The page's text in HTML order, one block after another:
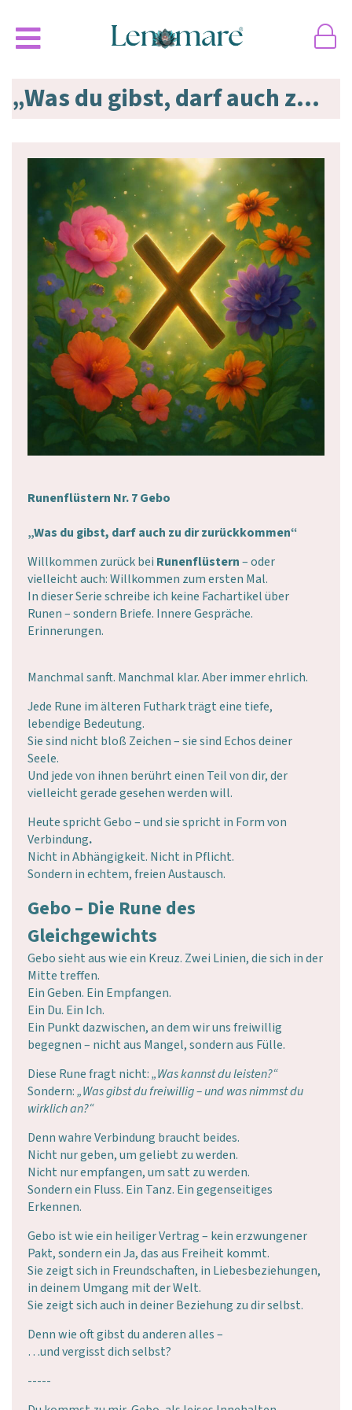
„Was du gibst, darf auch zu dir zurückkommen“
Runenflüstern Nr. 7 Gebo
„Was du gibst, darf auch zu dir zurückkommen“
Willkommen zurück bei Runenflüstern– oder
vielleicht auch: Willkommen zum ersten Mal.
In dieser Serie schreibe ich keine Fachartikel über
Runen – sondern Briefe. Innere Gespräche.
Erinnerungen.
Manchmal sanft. Manchmal klar. Aber immer ehrlich.
Jede Rune im älteren Futhark trägt eine tiefe,
lebendige Bedeutung.
Sie sind nicht bloß Zeichen – sie sind Echos deiner
Seele.
Und jede von ihnen berührt einen Teil von dir, der
vielleicht gerade gesehen werden will.
Heute spricht Gebo – und sie spricht in Form von
Verbindung.
Nicht in Abhängigkeit. Nicht in Pflicht.
Sondern in echtem, freien Austausch.
Gebo – Die Rune des
Gleichgewichts
Gebo sieht aus wie ein Kreuz. Zwei Linien, die sich in der
Mitte treffen.
Ein Geben. Ein Empfangen.
Ein Du. Ein Ich.
Ein Punkt dazwischen, an dem wir uns freiwillig
begegnen – nicht aus Mangel, sondern aus Fülle.
Diese Rune fragt nicht:„Was kannst du leisten?“
Sondern:„Was gibst du freiwillig – und was nimmst du
wirklich an?“
Denn wahre Verbindung braucht beides.
Nicht nur geben, um geliebt zu werden.
Nicht nur empfangen, um satt zu werden.
Sondern ein Fluss. Ein Tanz. Ein gegenseitiges
Erkennen.
Gebo ist wie ein heiliger Vertrag – kein erzwungener
Pakt, sondern ein Ja, das aus Freiheit kommt.
Sie zeigt sich in Freundschaften, in Liebesbeziehungen,
in deinem Umgang mit der Welt.
Sie zeigt sich auch in deiner Beziehung zu dir selbst.
Denn wie oft gibst du anderen alles –
…und vergisst dich selbst?
-----